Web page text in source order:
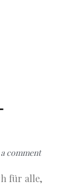
a comment
für alle,